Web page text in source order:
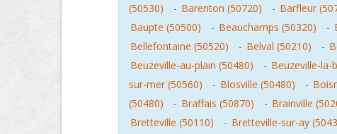
(50530)
- Barenton (50720) - Barfleur
Baupte (50500)
- Beauchamps (50320) -
Bellefontaine (50520)
- Belval (50210) -
Beuzeville-au-plain (50480)
- Beuzeville-la-
sur-mer (50560)
- Blosville (50480) -
(50480)
- Braffais (50870) - Brainville
Bretteville (50110)
- Bretteville-sur-ay